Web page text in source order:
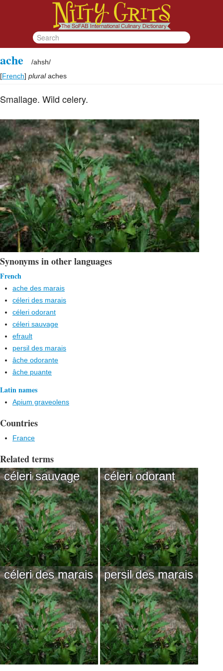
ache /ahsh/
[French] plural aches
Smallage. Wild celery.
Synonyms in other languages
French
ache des marais
céleri des marais
céleri odorant
céleri sauvage
efrault
persil des marais
âche odorante
âche puante
Latin names
Apium graveolens
Countries
France
Related terms
céleri sauvage céleri odorant
céleri des marais persil des marais